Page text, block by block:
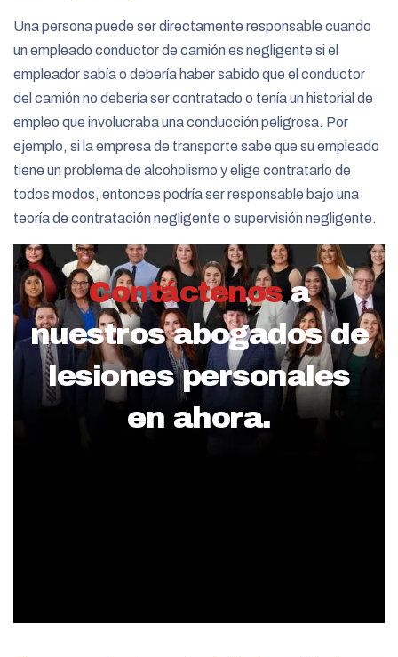
Una persona puede ser directamente responsable cuando
un empleado conductor de camión es negligente si el
empleador sabía o debería haber sabido que el conductor
del camión no debería ser contratado o tenía un historial de
empleo que involucraba una conducción peligrosa. Por
ejemplo, si la empresa de transporte sabe que su empleado
tiene un problema de alcoholismo y elige contratarlo de
todos modos, entonces podría ser responsable bajo una
teoría de contratación negligente o supervisión negligente.
Contáctenos a
nuestros abogados de
lesiones personales
en ahora.